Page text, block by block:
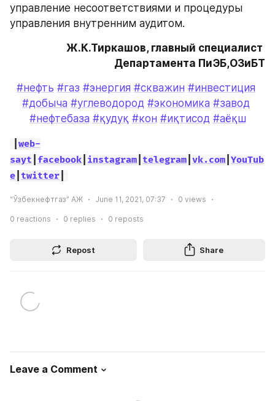
управление несоответствиями и процедуры
управления внутренним аудитом.
Ж.К.Тиркашов, главный специалист
Департамента ПиЭБ,ОЗиБТ
#нефть #газ #энергия #скважин #инвестиция
#добыча #углеводород #экономика #завод
#нефтебаза #қудуқ #кон #иқтисод #аёқш
web-
sayt facebook instagram telegram vk.com YouTub
e twitter
“Ўзбекнефтгаз” АЖ June 11, 2021, 07:37 0 views
0 reactions 0 replies 0 reposts
Repost Share
Leave a Comment